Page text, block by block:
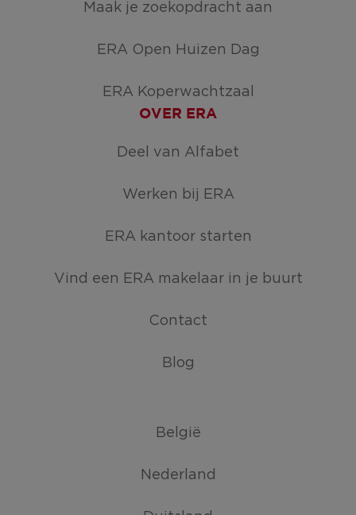
Maak je zoekopdracht aan
ERA Open Huizen Dag
ERA Koperwachtzaal
OVER ERA
Deel van Alfabet
Werken bij ERA
ERA kantoor starten
Vind een ERA makelaar in je buurt
Contact
Blog
België
Nederland